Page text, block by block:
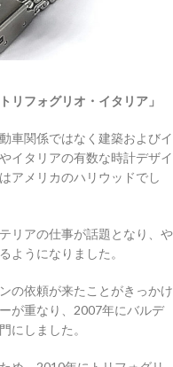
リフォグリオ・イタリア」
車関係ではなく建築およびイ
イタリアの有数な時計デザイ
アメリカのハリウッドでし
リアの仕事が話題となり、や
ようになりました。
の依頼が来たことがきっかけ
が重なり、2007年にバルデ
にしました。